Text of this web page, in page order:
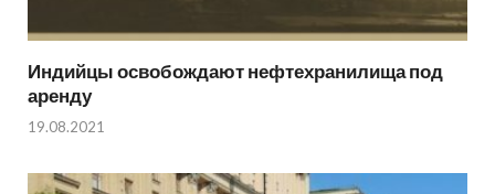
Индийцы освобождают нефтехранилища под
аренду
19.08.2021